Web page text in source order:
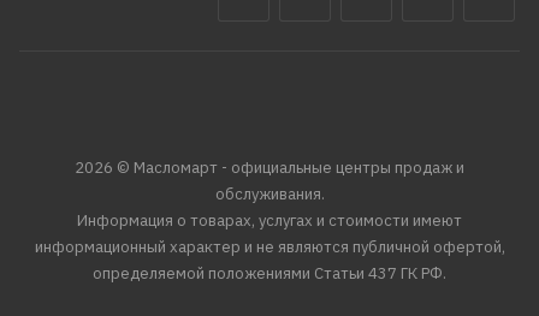
2026 © Масломарт - официальные центры продаж и
обслуживания.
Информация о товарах, услугах и стоимости имеют
информационный характер и не являются публичной офертой,
определяемой положениями Статьи 437 ГК РФ.